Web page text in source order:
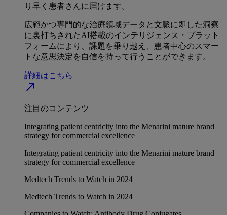
り早く患者さんに届けます。
広範かつ専門的な治療領域データと文脈に即した洞察
に裏打ちされたAI搭載のインテリジェンス・プラット
フォームにより、課題を乗り越え、患者中心のスマー
トな意思決定を自信を持って行うことができます。
詳細はこちら
north_east
注目のコンテンツ
Integrating patient centricity into the Menarini mature brand
strategy for commercial excellence
Integrating patient centricity into the Menarini mature brand
strategy for commercial excellence
Medtech Trends to Watch in 2024
Medtech Trends to Watch in 2024